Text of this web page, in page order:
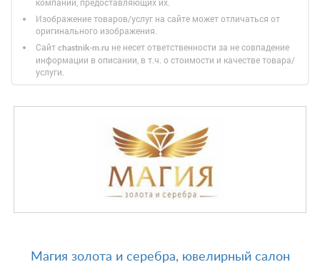
Изображение товаров/услуг на сайте может отличаться от
оригинального изображения.
Сайт chastnik-m.ru не несет ответственности за не совпадение
информации в описании, в т.ч. о стоимости и качестве товара/
услуги.
Магия золота и серебра, ювелирный салон